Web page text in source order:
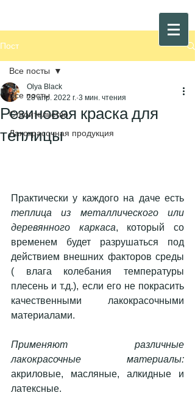
Пост
Все посты
Строительство
Лакокрасочная продукция
Все посты
Резиновая краска для
теплицы
Olya Black
28 апр. 2022 г. 3 мин. чтения
теплица из металлического или
деревянного каркаса, который со
временем будет разрушаться под
действием внешних факторов среды
( влага колебания температуры
плесень и т.д.), если его не покрасить
качественными лакокрасочными
материалами.
Применяют различные
лакокрасочные материалы:
акриловые, масляные, алкидные и
латексные.